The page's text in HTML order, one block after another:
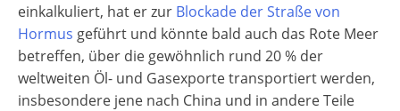
einkalkuliert, hat er zur Blockade der Straße von
Hormus geführt und könnte bald auch das Rote Meer
betreffen, über die gewöhnlich rund 20 % der
weltweiten Öl- und Gasexporte transportiert werden,
insbesondere jene nach China und in andere Teile